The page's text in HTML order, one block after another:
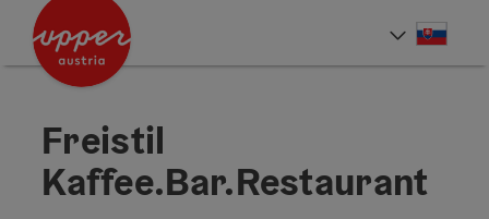
Accesskey
Accesskey
Freistil
Kaffee.Bar.Restaurant